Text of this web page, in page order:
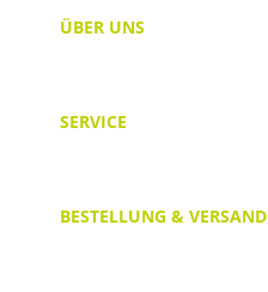
ÜBER UNS
SERVICE
BESTELLUNG & VERSAND